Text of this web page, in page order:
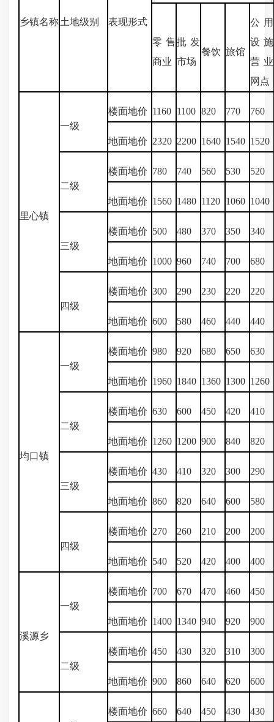
乡镇名称土地级别 表现形式
零售
商业
批发
市场
餐饮 旅馆
公用
设施
营业
网点
里心镇
一级
楼面地价 1160 1100 820 770 760
地面地价 2320 2200 1640 1540 1520
二级
楼面地价 780 740 560 530 520
地面地价 1560 1480 1120 1060 1040
三级
楼面地价 500 480 370 350 340
地面地价 1000 960 740 700 680
四级
楼面地价 300 290 230 220 220
地面地价 600 580 460 440 440
均口镇
一级
楼面地价 980 920 680 650 630
地面地价 1960 1840 1360 1300 1260
二级
楼面地价 630 600 450 420 410
地面地价 1260 1200 900 840 820
三级
楼面地价 430 410 320 300 290
地面地价 860 820 640 600 580
四级
楼面地价 270 260 210 200 200
地面地价 540 520 420 400 400
溪源乡
一级
楼面地价 700 670 470 460 450
地面地价 1400 1340 940 920 900
二级
楼面地价 450 430 320 310 300
地面地价 900 860 640 620 600
楼面地价 660 640 450 430 430